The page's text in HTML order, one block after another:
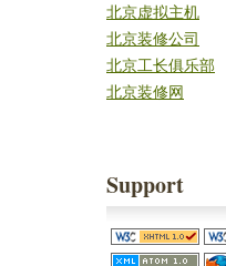
北京虚拟主机
北京装修公司
北京工长俱乐部
北京装修网
Support